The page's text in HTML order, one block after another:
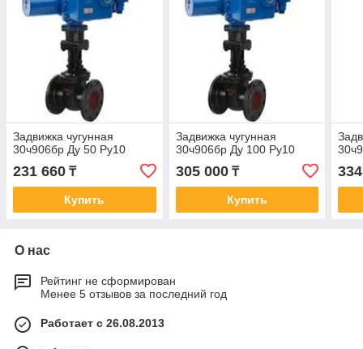
Задвижка чугунная
30ч906бр Ду 50 Ру10
231 660 ₸
Купить
Задвижка чугунная
30ч906бр Ду 100 Ру10
305 000₸
Купить
О нас
Рейтинг не сформирован
Менее 5 отзывов за последний год
Работает с 26.08.2013